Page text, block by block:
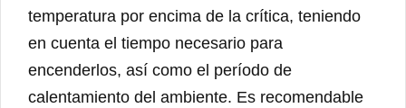
temperatura por encima de la crítica, teniendo
en cuenta el tiempo necesario para
encenderlos, así como el período de
calentamiento del ambiente. Es recomendable